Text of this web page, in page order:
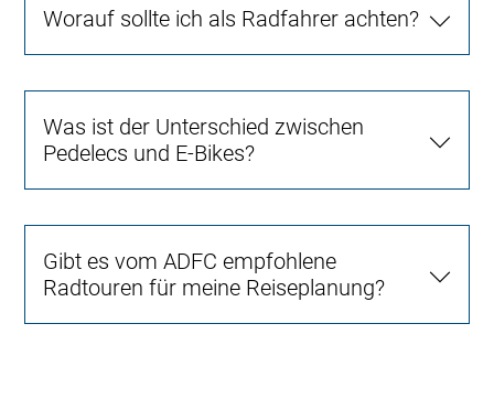
Worauf sollte ich als Radfahrer achten?
Was ist der Unterschied zwischen
Pedelecs und E-Bikes?
Gibt es vom ADFC empfohlene
Radtouren für meine Reiseplanung?